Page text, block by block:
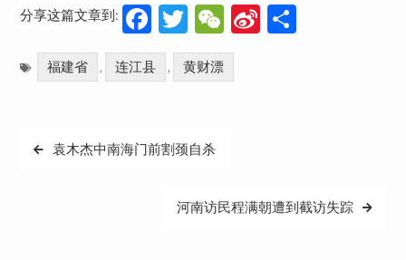
分享这篇文章到: Facebook
Twitter
WeChat
Sina分
福建省 , 连江县 , 黄财漂
文
袁木杰中南海门前割颈自杀
河南访民程满朝遭到截访失踪